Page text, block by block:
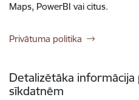
Maps, PowerBI vai citus.
Privātuma politika
Detalizētāka
sīkdatnēm